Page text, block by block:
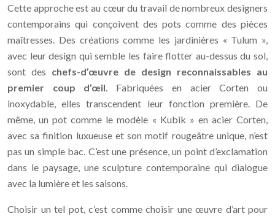
Cette approche est au cœur du travail de nombreux designers
contemporains qui conçoivent des pots comme des pièces
maîtresses. Des créations comme les jardinières « Tulum »,
avec leur design qui semble les faire flotter au-dessus du sol,
sont des chefs-d’œuvre de design reconnaissables au
premier coup d’œil. Fabriquées en acier Corten ou
inoxydable, elles transcendent leur fonction première. De
même, un pot comme le modèle « Kubik » en acier Corten,
avec sa finition luxueuse et son motif rougeâtre unique, n’est
pas un simple bac. C’est une présence, un point d’exclamation
dans le paysage, une sculpture contemporaine qui dialogue
avec la lumière et les saisons.
Choisir un tel pot, c’est comme choisir une œuvre d’art pour